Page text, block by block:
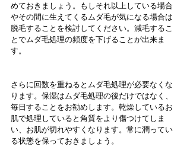
めておきましょう。もしそれ以上している場合
やその間に生えてくるムダ毛が気になる場合は
脱毛することを検討してください。減毛するこ
とでムダ毛処理の頻度を下げることが出来ま
す。
さらに回数を重ねるとムダ毛処理が必要なくな
ります。保湿はムダ毛処理の後だけではなく、
毎日することをお勧めします。乾燥しているお
肌で処理していると角質をより傷つけてしま
い、お肌が切れやすくなります。常に潤ってい
る状態を保っておきましょう。